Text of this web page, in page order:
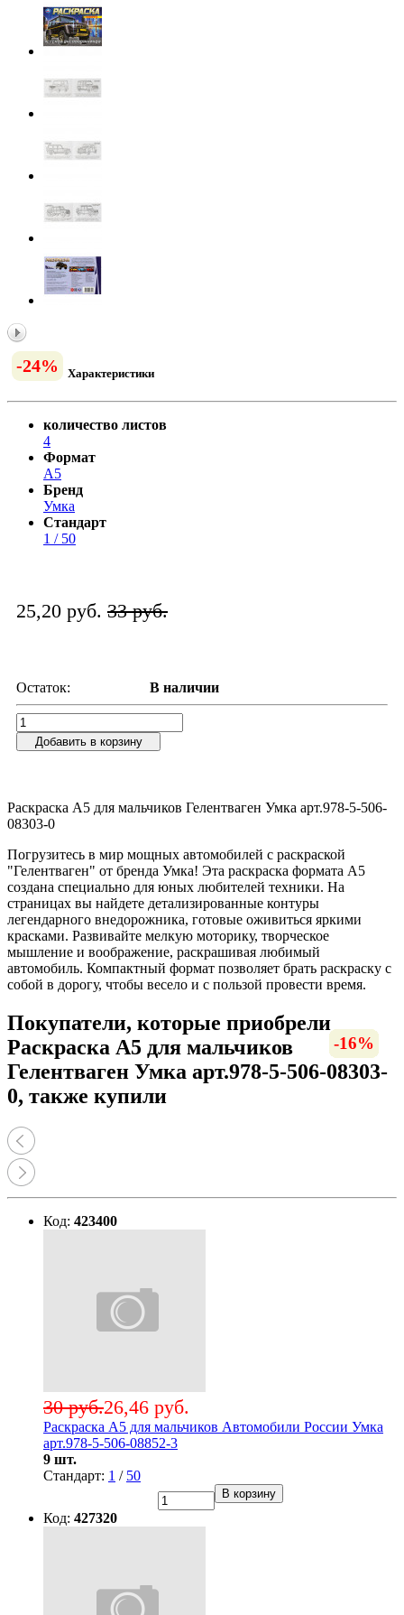
-24% Характеристики
количество листов
4
Формат
А5
Бренд
Умка
Стандарт
1 / 50
25,20 руб. 33 руб.
Остаток: В наличии
Добавить в корзину
Раскраска А5 для мальчиков Гелентваген Умка арт.978-5-506-
08303-0
Погрузитесь в мир мощных автомобилей с раскраской
"Гелентваген" от бренда Умка! Эта раскраска формата А5
создана специально для юных любителей техники. На
страницах вы найдете детализированные контуры
легендарного внедорожника, готовые оживиться яркими
красками. Развивайте мелкую моторику, творческое
мышление и воображение, раскрашивая любимый
автомобиль. Компактный формат позволяет брать раскраску с
собой в дорогу, чтобы весело и с пользой провести время.
Покупатели, которые приобрели
Раскраска А5 для мальчиков
Гелентваген Умка арт.978-5-506-08303-
0, также купили
-12%
Код: 423400
26,46 руб.
30 руб.
Раскраска А5 для мальчиков Автомобили России Умка
арт.978-5-506-08852-3
9 шт.
Стандарт: 1 / 50
В корзину
-16%
Код: 427320
-19%
-12%
-19%
-16%
-13%
-16%
-20%
-20%
-17%
-13%
-22%
-19%
-20%
-15%
-20%
-15%
-16%